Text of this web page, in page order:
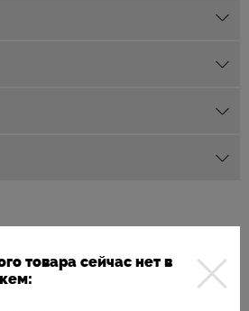
товара сейчас нет в